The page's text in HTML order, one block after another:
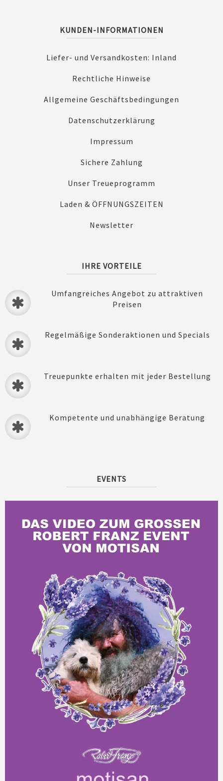
KUNDEN-INFORMATIONEN
Liefer- und Versandkosten: Inland
Rechtliche Hinweise
Allgemeine Geschäftsbedingungen
Datenschutzerklärung
Impressum
Sichere Zahlung
Unser Treueprogramm
Laden & ÖFFNUNGSZEITEN
Newsletter
IHRE VORTEILE
Umfangreiches Angebot zu attraktiven
Preisen
Regelmäßige Sonderaktionen und Specials
Treuepunkte erhalten mit jeder Bestellung
Kompetente und unabhängige Beratung
EVENTS